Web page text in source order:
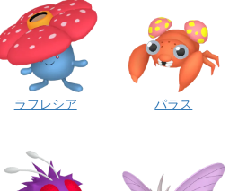
ラフレシア パラス